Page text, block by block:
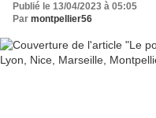
Publié le 13/04/2023 à 05:05
Par montpellier56